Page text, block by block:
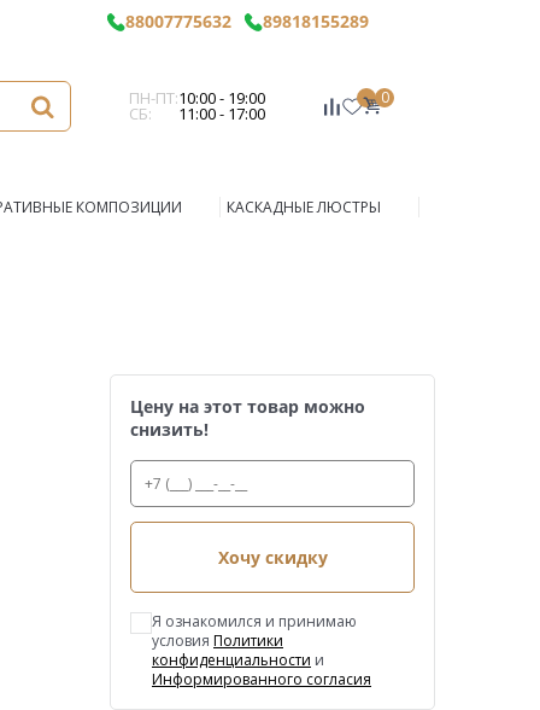
88007775632 89818155289
ПН-ПТ:10:00 - 19:00
СБ: 11:00 - 17:00
0
КОМПОЗИЦИИ КАСКАДНЫЕ ЛЮСТРЫ
Цену на этот товар можно
снизить!
Хочу скидку
Я ознакомился и принимаю
условия Политики
конфиденциальности и
Информированного согласия